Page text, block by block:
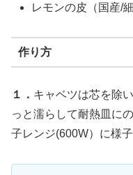
レモンの皮（国産/
作り方
１． キャベツは芯を除
っと濡らして耐熱皿に
子レンジ(600W）に様